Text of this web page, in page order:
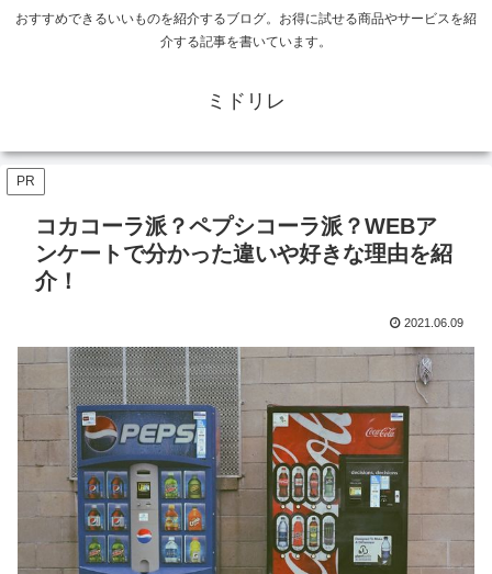
おすすめできるいいものを紹介するブログ。お得に試せる商品やサービスを紹
介する記事を書いています。
ミドリレ
PR
コカコーラ派？ペプシコーラ派？WEBア
ンケートで分かった違いや好きな理由を紹
介！
2021.06.09